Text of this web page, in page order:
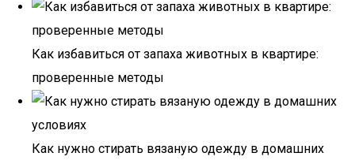
Как избавиться от запаха животных в квартире:
проверенные методы
Как нужно стирать вязаную одежду в домашних